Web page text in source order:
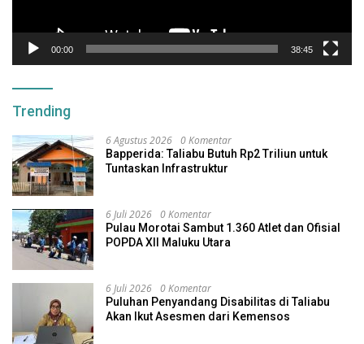
00:00 38:45
Trending
6 Agustus 2026 0 Komentar
Bapperida: Taliabu Butuh Rp2 Triliun untuk
Tuntaskan Infrastruktur
6 Juli 2026 0 Komentar
Pulau Morotai Sambut 1.360 Atlet dan Ofisial
POPDA XII Maluku Utara
6 Juli 2026 0 Komentar
Puluhan Penyandang Disabilitas di Taliabu
Akan Ikut Asesmen dari Kemensos